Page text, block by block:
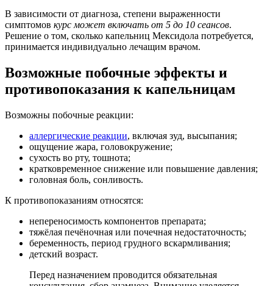
В зависимости от диагноза, степени выраженности
симптомов курс может включать от 5 до 10 сеансов.
Решение о том, сколько капельниц Мексидола потребуется,
принимается индивидуально лечащим врачом.
Возможные побочные эффекты и
противопоказания к капельницам
Возможны побочные реакции:
аллергические реакции, включая зуд, высыпания;
ощущение жара, головокружение;
сухость во рту, тошнота;
кратковременное снижение или повышение давления;
головная боль, сонливость.
К противопоказаниям относятся:
непереносимость компонентов препарата;
тяжёлая печёночная или почечная недостаточность;
беременность, период грудного вскармливания;
детский возраст.
Перед назначением проводится обязательная